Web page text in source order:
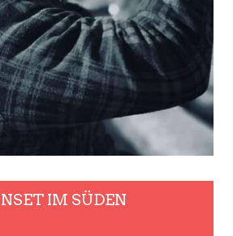
IM SÜDEN